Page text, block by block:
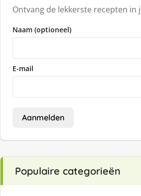
Ontvang de lekkerste recepten in
Naam (optioneel)
E-mail
Aanmelden
Populaire categorieën